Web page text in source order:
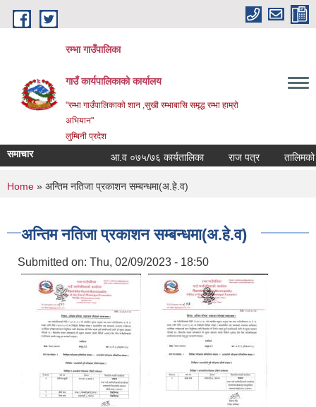
Skip to main content
रम्भा गाउँपालिका
गाउँ कार्यपालिकाको कार्यालय
"रम्भा गाउँपालिकाको शान ,सुखी रम्भाबासि समृद्ध रम्भा हाम्रो
अभियान"
लुम्बिनी प्रदेश
समाचार आ.व ०७५/७६ कार्यतालिका राज पत्र तालिमको
You are here
Home » अन्तिम नतिजा प्रकाशन सम्बन्धमा(अ.हे.व)
अन्तिम नतिजा प्रकाशन सम्बन्धमा(अ.हे.व)
Submitted on: Thu, 02/09/2023 - 18:50